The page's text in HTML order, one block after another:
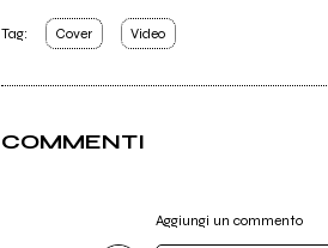
Tag: Cover Video
COMMENTI
Aggiungi un commento